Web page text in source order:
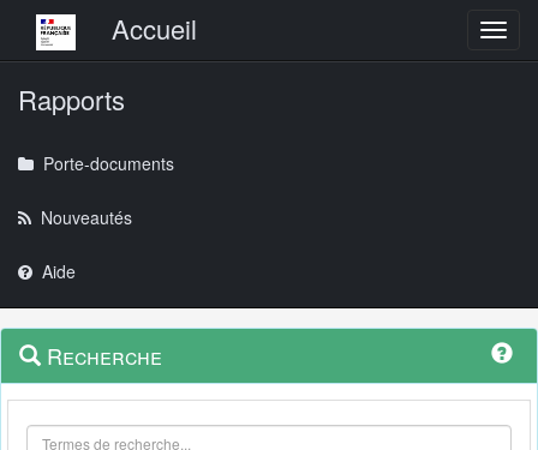
Menu principalAccueil
Rapports
Porte-documents
Nouveautés
Aide
Navigation
outils
Menu
contextuel
Recherche